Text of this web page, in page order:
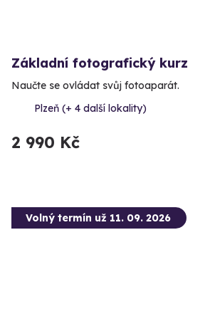
Základní fotografický kurz
Naučte se ovládat svůj fotoaparát.
Plzeň (+ 4 další lokality)
2 990 Kč
Volný termín už 11. 09. 2026